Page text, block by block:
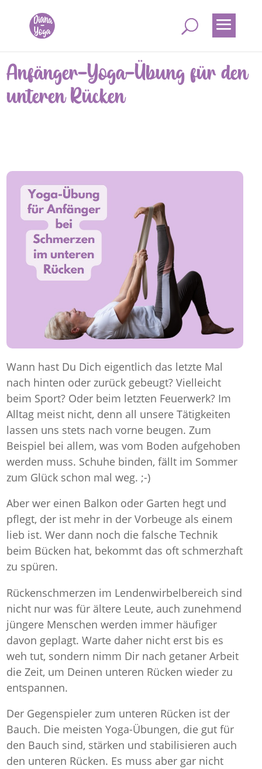
Anfänger-Yoga-Übung für den
unteren Rücken
Wann hast Du Dich eigentlich das letzte Mal
nach hinten oder zurück gebeugt? Vielleicht
beim Sport? Oder beim letzten Feuerwerk? Im
Alltag meist nicht, denn all unsere Tätigkeiten
lassen uns stets nach vorne beugen. Zum
Beispiel bei allem, was vom Boden aufgehoben
werden muss. Schuhe binden, fällt im Sommer
zum Glück schon mal weg. ;-)
Aber wer einen Balkon oder Garten hegt und
pflegt, der ist mehr in der Vorbeuge als einem
lieb ist. Wer dann noch die falsche Technik
beim Bücken hat, bekommt das oft schmerzhaft
zu spüren.
Rückenschmerzen im Lendenwirbelbereich sind
nicht nur was für ältere Leute, auch zunehmend
jüngere Menschen werden immer häufiger
davon geplagt. Warte daher nicht erst bis es
weh tut, sondern nimm Dir nach getaner Arbeit
die Zeit, um Deinen unteren Rücken wieder zu
entspannen.
Der Gegenspieler zum unteren Rücken ist der
Bauch. Die meisten Yoga-Übungen, die gut für
den Bauch sind, stärken und stabilisieren auch
den unteren Rücken. Es muss aber gar nicht